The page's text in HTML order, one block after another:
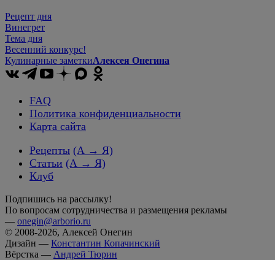
Рецепт дня
Винегрет
Тема дня
Весенний конкурс!
Кулинарные заметкиАлексея Онегина
FAQ
Политика конфиденциальности
Карта сайта
Рецепты (А → Я)
Статьи (А → Я)
Клуб
Подпишись на рассылку!
По вопросам сотрудничества и размещения рекламы
— onegin@arborio.ru
© 2008-2026, Алексей Онегин
Дизайн — Константин Копачинский
Вёрстка — Андрей Тюрин